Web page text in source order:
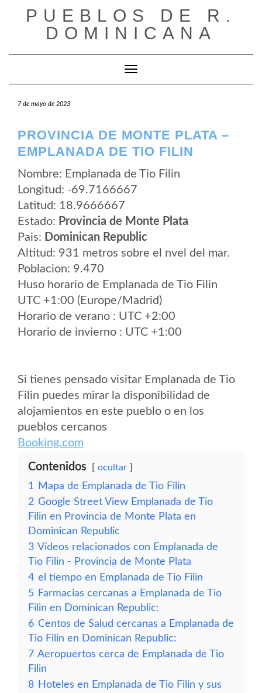
PUEBLOS DE R.
DOMINICANA
Cambiar modo de navegación
7 de mayo de 2023
PROVINCIA DE MONTE PLATA –
EMPLANADA DE TIO FILIN
Nombre: Emplanada de Tio Filin
Longitud: -69.7166667
Latitud: 18.9666667
Estado: Provincia de Monte Plata
Pais: Dominican Republic
Altitud: 931 metros sobre el nvel del mar.
Poblacion: 9.470
Huso horario de Emplanada de Tio Filin
UTC +1:00 (Europe/Madrid)
Horario de verano : UTC +2:00
Horario de invierno : UTC +1:00
Si tienes pensado visitar Emplanada de Tio
Filin puedes mirar la disponibilidad de
alojamientos en este pueblo o en los
pueblos cercanos
Booking.com
Contenidos ocultar
1
Mapa de Emplanada de Tio Filin
2 Google Street View Emplanada de Tio
Filin en Provincia de Monte Plata en
Dominican Republic
3 Vídeos relacionados con Emplanada de
Tio Filin - Provincia de Monte Plata
4 el tiempo en Emplanada de Tio Filin
5 Farmacias cercanas a Emplanada de Tio
Filin en Dominican Republic:
6 Centos de Salud cercanas a Emplanada de
Tio Filin en Dominican Republic:
7 Aeropuertos cerca de Emplanada de Tio
Filin
8 Hoteles en Emplanada de Tio Filin y sus